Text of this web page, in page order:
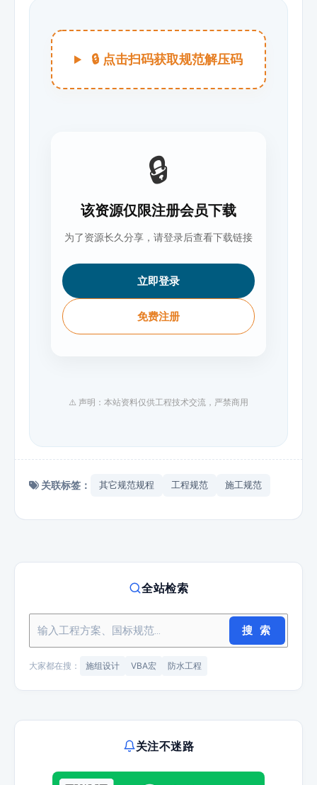
🔒 点击扫码获取规范解压码
🔒
该资源仅限注册会员下载
为了资源长久分享，请登录后查看下载链接
立即登录
免费注册
⚠️ 声明：本站资料仅供工程技术交流，严禁商用
关联标签： 其它规范规程 工程规范 施工规范
全站检索
搜 索
大家都在搜： 施组设计 VBA宏 防水工程
关注不迷路